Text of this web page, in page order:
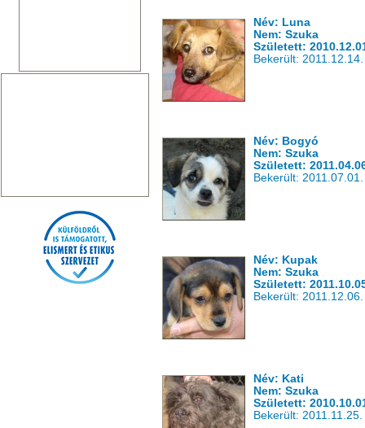
Név: Luna
Nem: Szuka
Született:
Bekerült: 2011.12.14.
Név: Bogyó
Nem: Szuka
Született:
Bekerült: 2011.07.01.
Név: Kupak
Nem: Szuka
Született:
Bekerült: 2011.12.06.
Név: Kati
Nem: Szuka
Született:
Bekerült: 2011.11.25.